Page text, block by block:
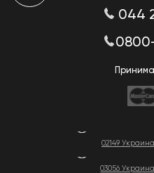
02149
03056
044